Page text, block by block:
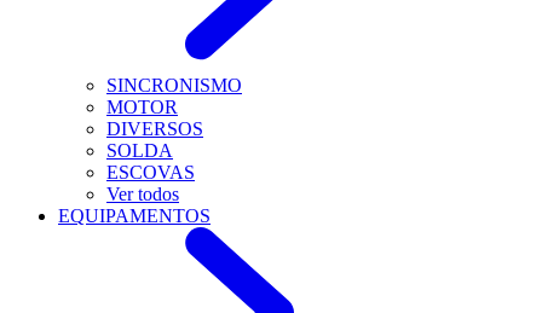
SINCRONISMO
MOTOR
DIVERSOS
SOLDA
ESCOVAS
Ver todos
EQUIPAMENTOS